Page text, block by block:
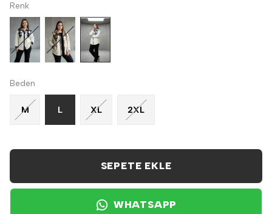
Renk
Beden
M L XL 2XL
SEPETE EKLE
WHATSAPP